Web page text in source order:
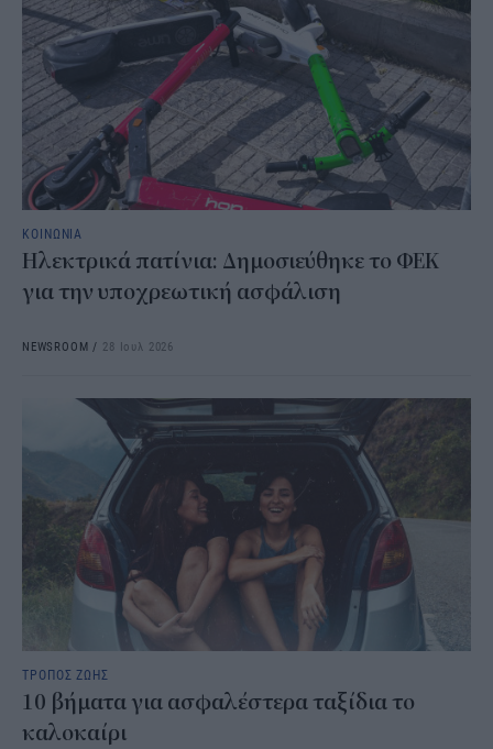
ΚΟΙΝΩΝΙΑ
Ηλεκτρικά πατίνια: Δημοσιεύθηκε το ΦΕΚ
για την υποχρεωτική ασφάλιση
NEWSROOM / 28 Ιουλ 2026
ΤΡΟΠΟΣ ΖΩΗΣ
10 βήματα για ασφαλέστερα ταξίδια το
καλοκαίρι